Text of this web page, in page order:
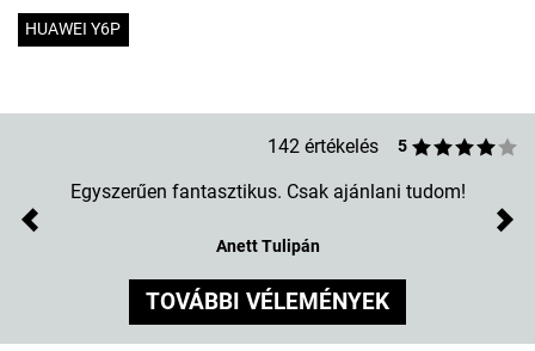
HUAWEI Y6P
142 értékelés 5
Egyszerűen fantasztikus. Csak ajánlani tudom!
Anett Tulipán
Previous
TOVÁBBI VÉLEMÉNYEK